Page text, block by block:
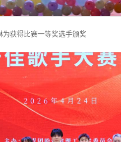
为获得比赛一等奖选手颁奖